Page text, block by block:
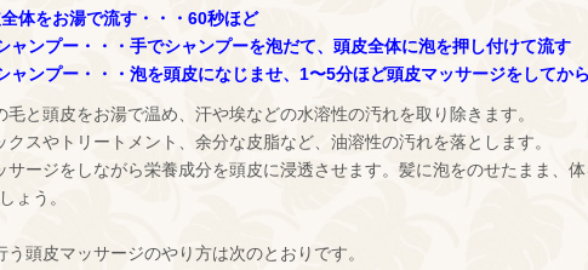
体をお湯で流す・・・60秒ほど
ャンプー・・・手でシャンプーを泡だて、頭皮全体に泡を押し付けて流す
ャンプー・・・泡を頭皮になじませ、1〜5分ほど頭皮マッサージをしてか
毛と頭皮をお湯で温め、汗や埃などの水溶性の汚れを取り除きます。
クスやトリートメント、余分な皮脂など、油溶性の汚れを落とします。
サージをしながら栄養成分を頭皮に浸透させます。髪に泡をのせたまま、体
ょう。
う頭皮マッサージのやり方は次のとおりです。